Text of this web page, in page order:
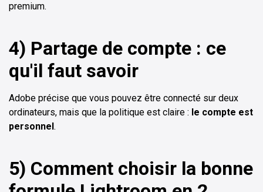
premium.
4) Partage de compte : ce
qu'il faut savoir
Adobe précise que vous pouvez être connecté sur deux
ordinateurs, mais que la politique est claire : le compte est
personnel.
5) Comment choisir la bonne